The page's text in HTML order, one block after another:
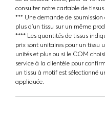
consulter notre cartable de tissus.
*** Une demande de
plus d'un tissu sur un même
**** Les quantités de tissus
prix sont unitaires pour un tissu
unités et plus ou si le COM
service à la clientèle pour
un tissu à motif est sélectionné
appliquée.